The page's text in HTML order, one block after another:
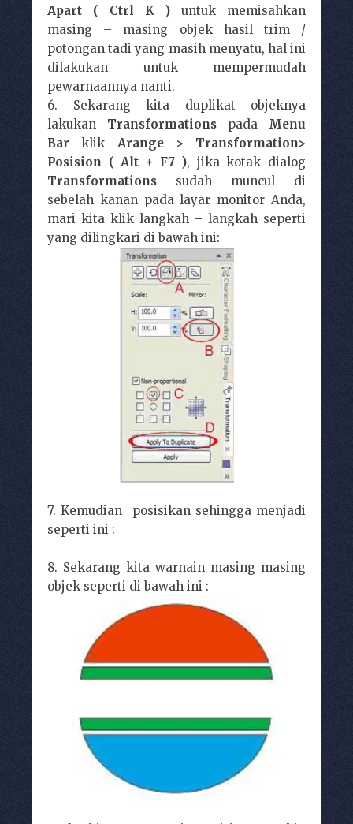
Apart ( Ctrl K )untuk memisahkan
masing – masing objek hasil trim /
potongan tadi yang masih menyatu, hal ini
dilakukan untuk mempermudah
pewarnaannya nanti.
6. Sekarang kita duplikat objeknya
lakukan Transformations pada
Menu
Bar klik Arange > Transformation>
Posision ( Alt + F7 ), jika kotak dialog
Transformations sudah muncul di
sebelah kanan pada layar monitor Anda,
mari kita klik langkah – langkah seperti
yang dilingkari di bawah ini:
7. Kemudian posisikan sehingga menjadi
seperti ini :
8. Sekarang kita warnain masing masing
objek seperti di bawah ini :